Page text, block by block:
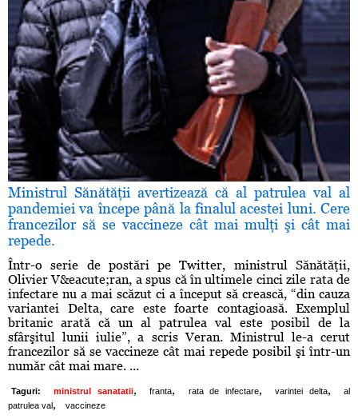
Ministrul Sănătăţii avertizează că al patrulea val al
pandemiei va începe până la finalul acestei luni. Cere
francezilor să se vaccineze cât mai mulţi şi cât mai
repede.
Într-o serie de postări pe Twitter, ministrul Sănătăţii,
Olivier V&eacute;ran, a spus că în ultimele cinci zile rata de
infectare nu a mai scăzut ci a început să crească, “din cauza
variantei Delta, care este foarte contagioasă. Exemplul
britanic arată că un al patrulea val este posibil de la
sfârşitul lunii iulie”, a scris Veran. Ministrul le-a cerut
francezilor să se vaccineze cât mai repede posibil şi într-un
număr cât mai mare. ...
Taguri: ministrul sanatatii, franta, rata de infectare, varintei delta,
al
patrulea val , vaccineze